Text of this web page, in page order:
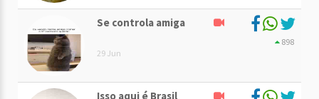
Se controla amiga
29 Jun
898
Isso aqui é Brasil